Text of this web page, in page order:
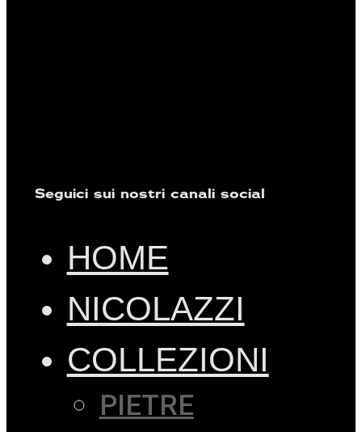
Seguici sui nostri canali social
HOME
NICOLAZZI
COLLEZIONI
PIETRE